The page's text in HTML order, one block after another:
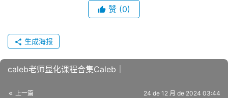
赞 (0)
生成海报
caleb老师显化课程合集Caleb｜
上一篇 24 de 12 月 de 2024 03:44